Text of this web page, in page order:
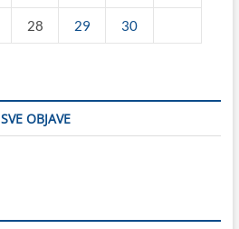
28 29
30
SVE OBJAVE